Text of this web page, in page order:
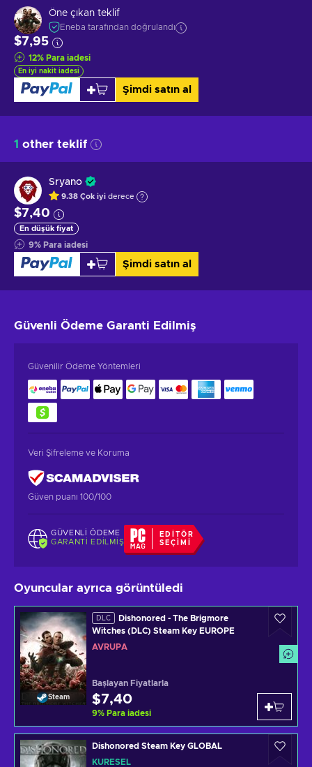
Öne çıkan teklif
Eneba tarafından doğrulandı
$7,95
12% Para iadesi
En iyi nakit iadesi
Şimdi satın al
1 other teklif
Sryano
9.38 Çok iyi derece
$7,40
En düşük fiyat
9% Para iadesi
Şimdi satın al
Güvenli Ödeme Garanti Edilmiş
Güvenilir Ödeme Yöntemleri
Veri Şifreleme ve Koruma
Güven puanı 100/100
GÜVENLI ÖDEME
GARANTI EDILMIŞ
EDITÖR
SEÇIMI
Oyuncular ayrıca görüntüledi
Steam
DLC
Dishonored - The Brigmore
Witches (DLC) Steam Key EUROPE
AVRUPA
Başlayan Fiyatlarla
$7,40
9% Para iadesi
Dishonored Steam Key GLOBAL
KÜRESEL